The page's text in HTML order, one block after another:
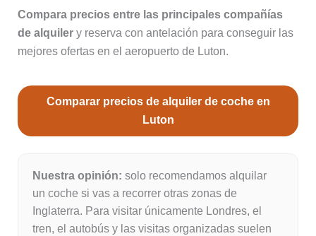
Compara precios entre las principales compañías
de alquilery reserva con antelación para conseguir las
mejores ofertas en el aeropuerto de Luton.
Comparar precios de alquiler de coche en
Luton
Nuestra opinión: solo recomendamos alquilar
un coche si vas a recorrer otras zonas de
Inglaterra. Para visitar únicamente Londres, el
tren, el autobús y las visitas organizadas suelen